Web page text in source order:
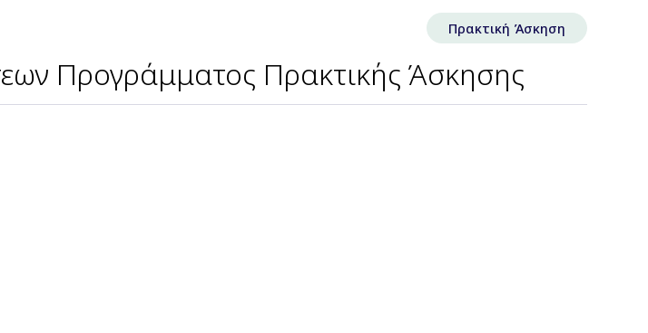
Πρακτική Άσκηση
Προγράμματος Πρακτικής Άσκησης